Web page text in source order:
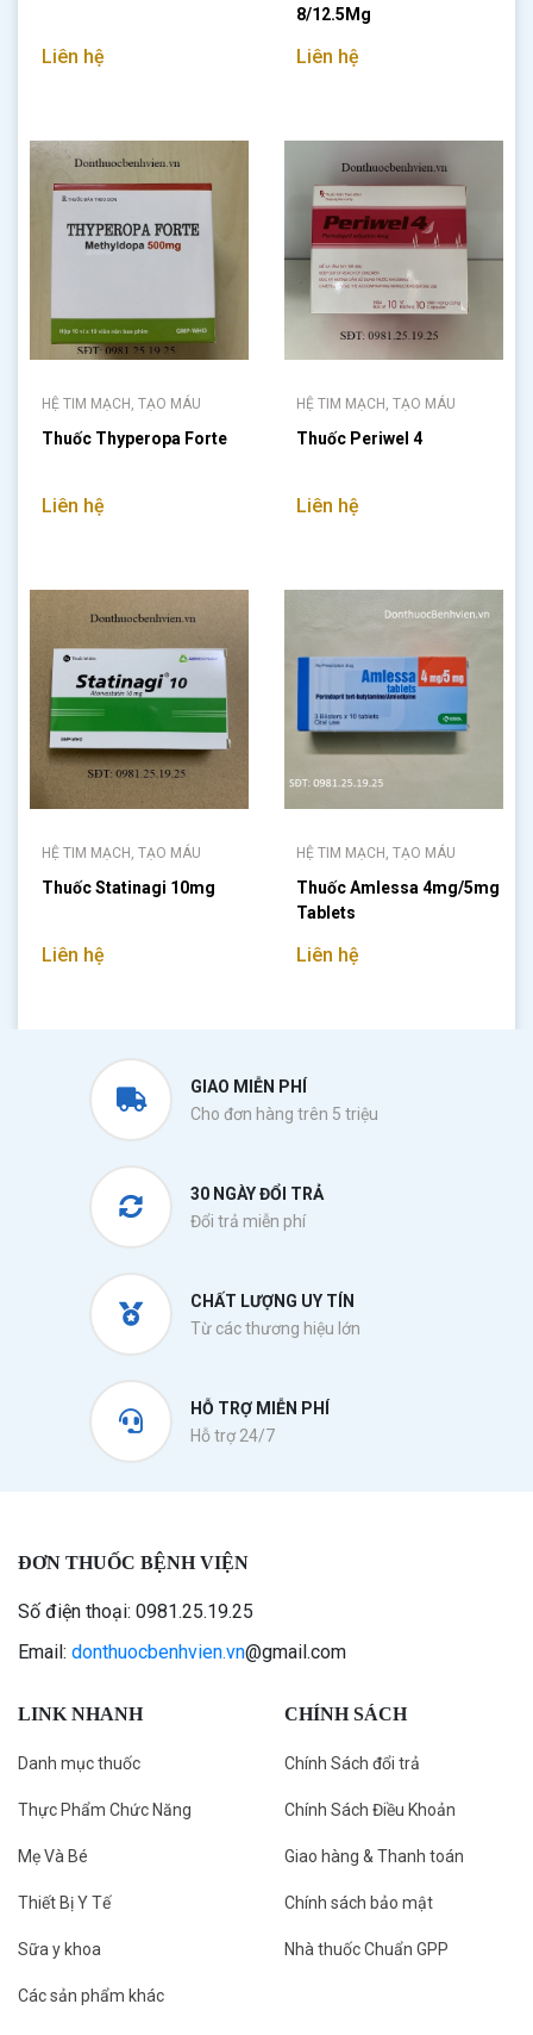
Liên hệ
8/12.5Mg
Liên hệ
HỆ TIM MẠCH, TẠO MÁU
Thuốc Thyperopa Forte
Liên hệ
HỆ TIM MẠCH, TẠO MÁU
Thuốc Periwel 4
Liên hệ
HỆ TIM MẠCH, TẠO MÁU
Thuốc Statinagi 10mg
Liên hệ
HỆ TIM MẠCH, TẠO MÁU
Thuốc Amlessa 4mg/5mg
Tablets
Liên hệ
GIAO MIỄN PHÍ
Cho đơn hàng trên 5 triệu
30 NGÀY ĐỔI TRẢ
Đổi trả miễn phí
CHẤT LƯỢNG UY TÍN
Từ các thương hiệu lớn
HỖ TRỢ MIỄN PHÍ
Hỗ trợ 24/7
ĐƠN THUỐC BỆNH VIỆN
Số điện thoại: 0981.25.19.25
Email: donthuocbenhvien.vn@gmail.com
LINK NHANH
Danh mục thuốc
Thực Phẩm Chức Năng
Mẹ Và Bé
Thiết Bị Y Tế
Sữa y khoa
Các sản phẩm khác
CHÍNH SÁCH
Chính Sách đổi trả
Chính Sách Điều Khoản
Giao hàng & Thanh toán
Chính sách bảo mật
Nhà thuốc Chuẩn GPP